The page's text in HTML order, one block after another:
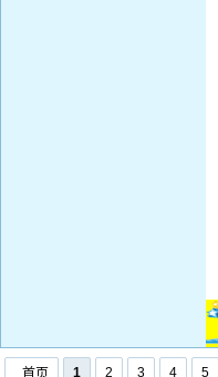
首页 1 2 3 4 5